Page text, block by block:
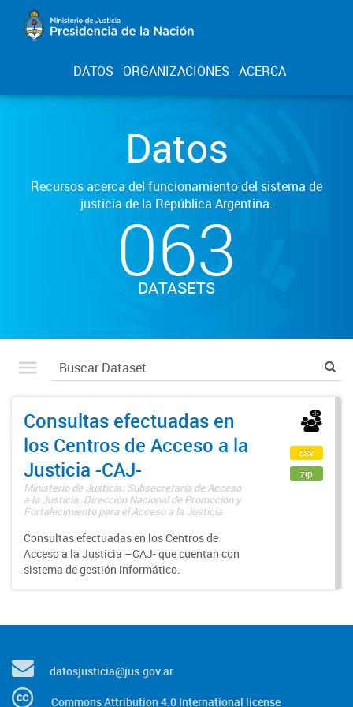
DATOS ORGANIZACIONES ACERCA
Datos
Recursos acerca del funcionamiento del sistema de
justicia de la República Argentina.
063
DATASETS
Consultas efectuadas en
los Centros de Acceso a la
Justicia -CAJ-
Ministerio de Justicia. Subsecretaría de Acceso
a la Justicia. Dirección Nacional de Promoción y
Fortalecimiento para el Acceso a la Justicia
Consultas efectuadas en los Centros de
Acceso a la Justicia –CAJ- que cuentan con
sistema de gestión informático.
csv
zip
datosjusticia@jus.gov.ar
Commons Attribution 4.0 International license